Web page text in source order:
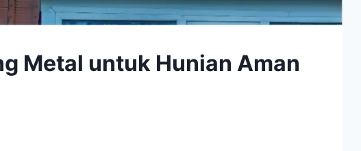
Metal untuk Hunian Aman